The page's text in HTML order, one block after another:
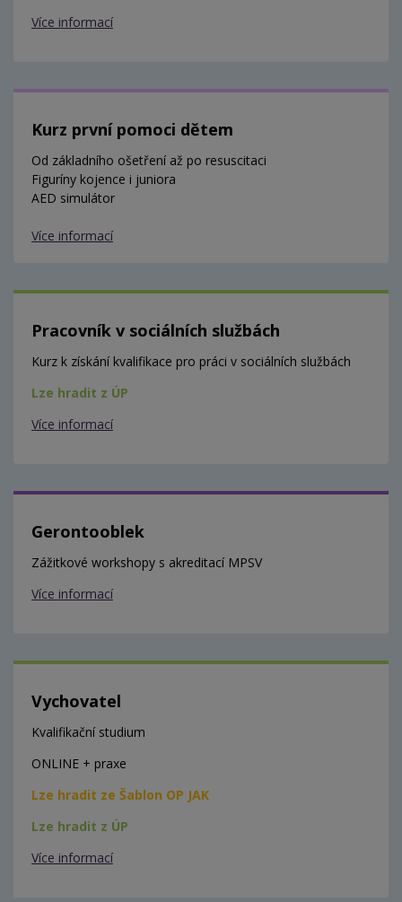
Více informací
Kurz první pomoci dětem
Od základního ošetření až po resuscitaci
Figuríny kojence i juniora
AED simulátor
Více informací
Pracovník v sociálních službách
Kurz k získání kvalifikace pro práci v sociálních službách
Lze hradit z ÚP
Více informací
Gerontooblek
Zážitkové workshopy s akreditací MPSV
Více informací
Vychovatel
Kvalifikační studium
ONLINE + praxe
Lze hradit ze Šablon OP JAK
Lze hradit z ÚP
Více informací